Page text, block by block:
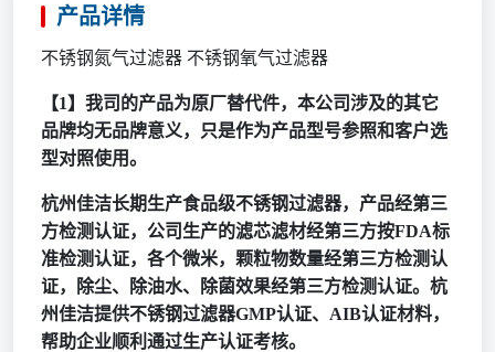
产品详情
不锈钢氮气过滤器 不锈钢氧气过滤器
【1】我司的产品为原厂替代件，本公司涉及的其它
品牌均无品牌意义，只是作为产品型号参照和客户选
型对照使用。
杭州佳洁长期生产食品级不锈钢过滤器，产品经第三
方检测认证，公司生产的滤芯滤材经第三方按FDA标
准检测认证，各个微米，颗粒物数量经第三方检测认
证，除尘、除油水、除菌效果经第三方检测认证。杭
州佳洁提供不锈钢过滤器GMP认证、AIB认证材料，
帮助企业顺利通过生产认证考核。